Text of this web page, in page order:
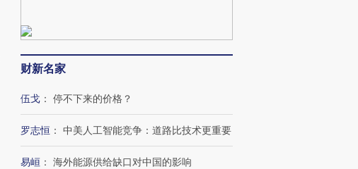
财新名家
伍戈 ： 停不下来的价格？
罗志恒 ： 中美人工智能竞争：道路比技术更重要
易峘 ： 海外能源供给缺口对中国的影响